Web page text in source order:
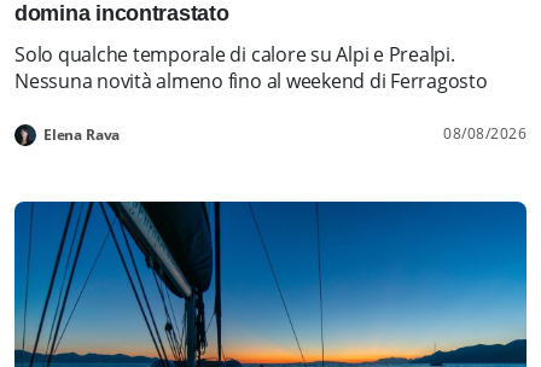
domina incontrastato
Solo qualche temporale di calore su Alpi e Prealpi.
Nessuna novità almeno fino al weekend di Ferragosto
Elena Rava 08/08/2026